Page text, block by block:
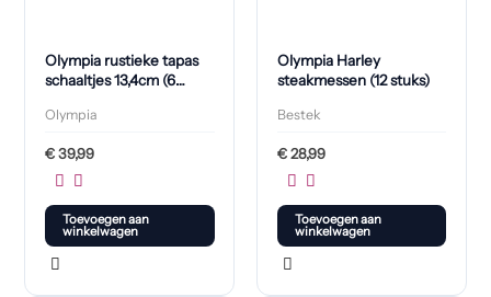
Olympia rustieke tapas
schaaltjes 13,4cm (6
Olympia
€39,99
Toevoegen aan
winkelwagen
Olympia Harley
steakmessen (12 stuks)
Bestek
€28,99
Toevoegen aan
winkelwagen